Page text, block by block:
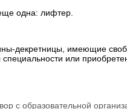
одна: лифтер.
декретницы, имеющие
или
с образовательной